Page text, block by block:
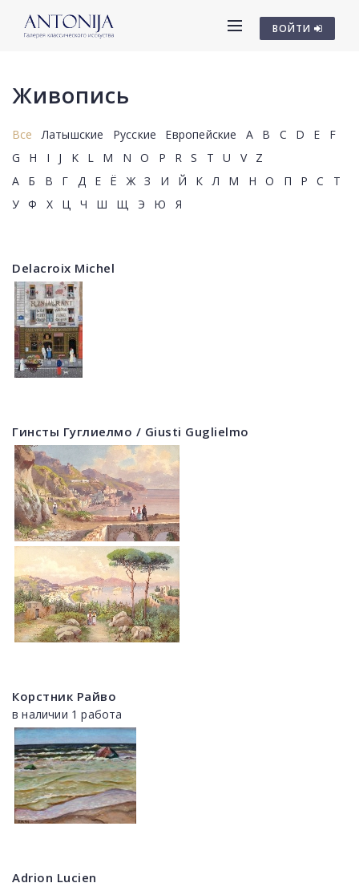
ВОЙТИ
Живопись
Все Латышские Русские Европейские A B C D E
F
G
H I J K L M N O P R S T U V
Z
А
Б В Г Д Е Ё Ж З И Й К Л М Н О П Р С
Т
У
Ф Х Ц Ч Ш Щ Э Ю Я
Delacroix Michel
Гинсты Гуглиелмо / Giusti Guglielmo
Корстник Райво
в наличии 1 работа
Adrion Lucien